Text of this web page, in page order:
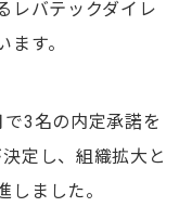
レバテックダイレ
す。
3名の内定承諾を
定し、組織拡大と
しました。